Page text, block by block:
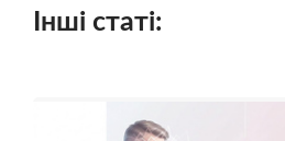
Інші статі: